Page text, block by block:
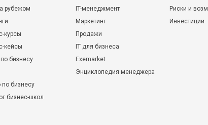
рубежом
курсы
кейсы
бизнесу
по бизнесу
бизнес-школ
IT-менеджмент
Маркетинг
Продажи
IT для бизнеса
Exemarket
Энциклопедия менеджера
Риски и
Инвестиции